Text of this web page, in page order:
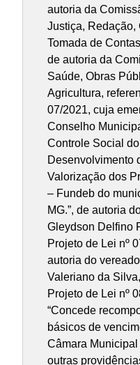
autoria da
Justiça, Redação,
Tomada de
de autoria da
Saúde, Obras
Agricultura,
07/2021, cuja
Conselho
Controle Social
Desenvolvimento
Valorização dos
– Fundeb do
MG.”, de autoria
Gleydson Delfino
Projeto de Lei nº
autoria do
Valeriano da
Projeto de Lei nº
“Concede
básicos de
Câmara
outras